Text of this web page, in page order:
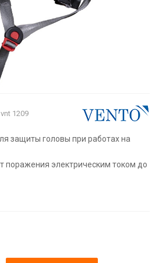
vnt 1209
защиты головы при работах на
поражения электрическим током до